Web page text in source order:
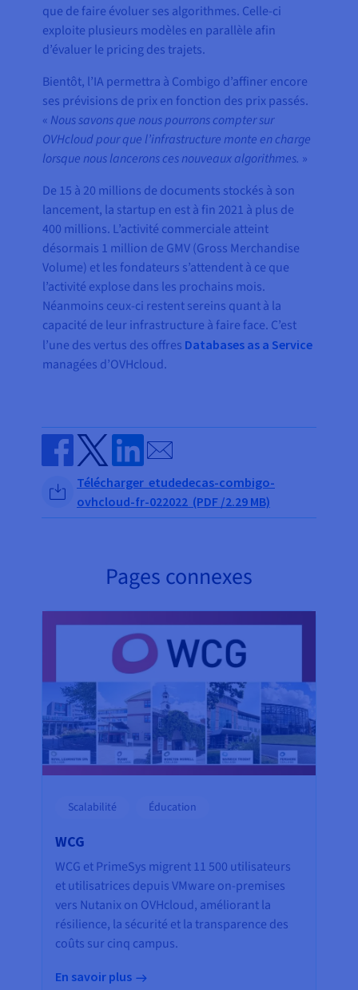
que de faire évoluer ses algorithmes. Celle-ci
exploite plusieurs modèles en parallèle afin
d’évaluer le pricing des trajets.
Bientôt, l’IA permettra à Combigo d’affiner encore
ses prévisions de prix en fonction des prix passés.
« Nous savons que nous pourrons compter sur
OVHcloud pour que l’infrastructure monte en charge
lorsque nous lancerons ces nouveaux algorithmes. »
De 15 à 20 millions de documents stockés à son
lancement, la startup en est à fin 2021 à plus de
400 millions. L’activité commerciale atteint
désormais 1 million de GMV (Gross Merchandise
Volume) et les fondateurs s’attendent à ce que
l’activité explose dans les prochains mois.
Néanmoins ceux-ci restent sereins quant à la
capacité de leur infrastructure à faire face. C’est
l’une des vertus des offres Databases as a Service
managées d’OVHcloud.
Share on Facebook
Share on Twitter
Share on Linkedin
Send by email
Télécharger etudedecas-combigo-
ovhcloud-fr-022022 (PDF /2.29 MB)
Pages connexes
Scalabilité Éducation
WCG
WCG et PrimeSys migrent 11 500 utilisateurs
et utilisatrices depuis VMware on-premises
vers Nutanix on OVHcloud, améliorant la
résilience, la sécurité et la transparence des
coûts sur cinq campus.
En savoir plus